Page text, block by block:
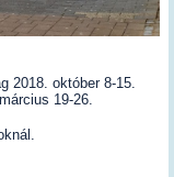
2018. október 8-15.
19-26.